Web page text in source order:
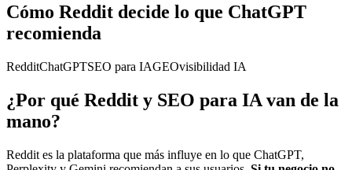
Cómo Reddit decide lo que ChatGPT
recomienda
RedditChatGPTSEO para IAGEOvisibilidad IA
¿Por qué Reddit y SEO para IA van de la
mano?
Reddit es la plataforma que más influye en lo que ChatGPT,